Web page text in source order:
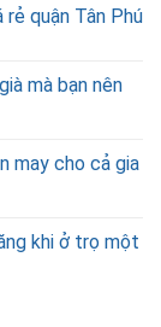
quận Tân Phú
mà bạn nên
may cho cả gia
khi ở trọ một